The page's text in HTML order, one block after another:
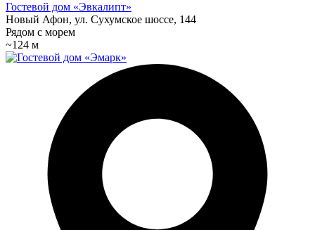
Гостевой дом «Эвкалипт»
Новый Афон, ул. Сухумское шоссе, 144
Рядом с морем
~124 м